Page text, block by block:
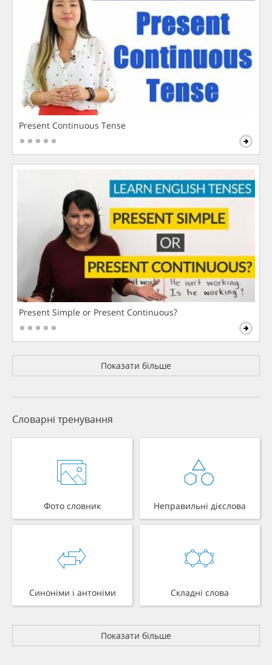
Present Continuous Tense
Present Simple or Present Continuous?
Показати більше
Словарні тренування
Фото словник Неправильні дієслова
Синоніми і антоніми Складні слова
Показати більше